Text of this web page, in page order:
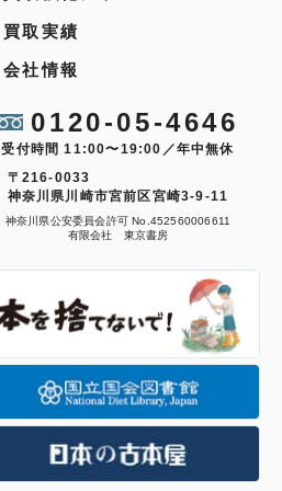
買取実績
会社情報
0120-05-4646
受付時間 11:00〜19:00／年中無休
〒216-0033
神奈川県川崎市宮前区宮崎3-9-11
神奈川県公安委員会許可 No.452560006611
有限会社 東京書房